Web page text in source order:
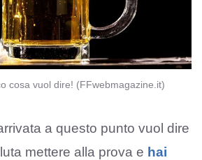
cosa vuol dire! (FFwebmagazine.it)
a questo punto vuol dire
mettere alla prova e hai